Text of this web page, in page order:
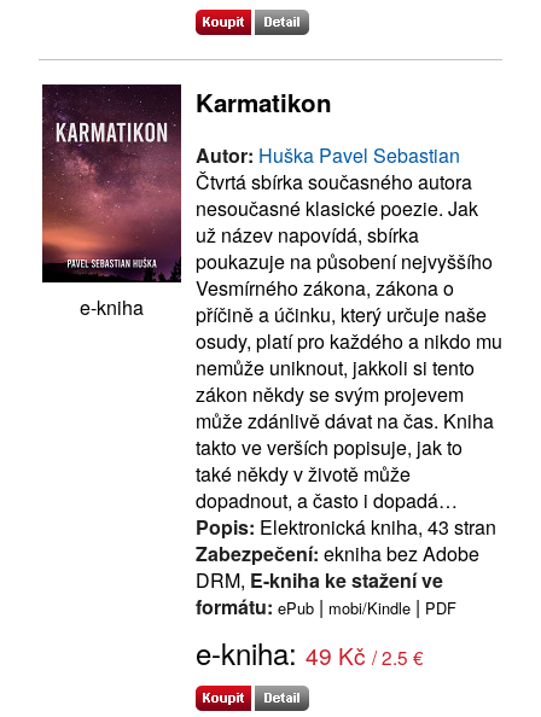
e-kniha
Karmatikon
Autor: Huška Pavel Sebastian
Čtvrtá sbírka současného autora
nesoučasné klasické poezie. Jak
už název napovídá, sbírka
poukazuje na působení nejvyššího
Vesmírného zákona, zákona o
příčině a účinku, který určuje naše
osudy, platí pro každého a nikdo mu
nemůže uniknout, jakkoli si tento
zákon někdy se svým projevem
může zdánlivě dávat na čas. Kniha
takto ve verších popisuje, jak to
také někdy v životě může
dopadnout, a často i dopadá…
Popis: Elektronická kniha, 43 stran
Zabezpečení: ekniha bez Adobe
DRM, E-kniha ke stažení ve
formátu: ePub | mobi/Kindle | PDF
e-kniha: 49 Kč / 2.5 €